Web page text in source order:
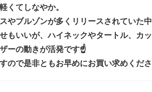
くてしなやか。
やブルゾンが多くリリースされていた
もいいが、ハイネックやタートル、カ
ーの動きが活発です☝️
ので是非ともお早めにお買い求めくださ